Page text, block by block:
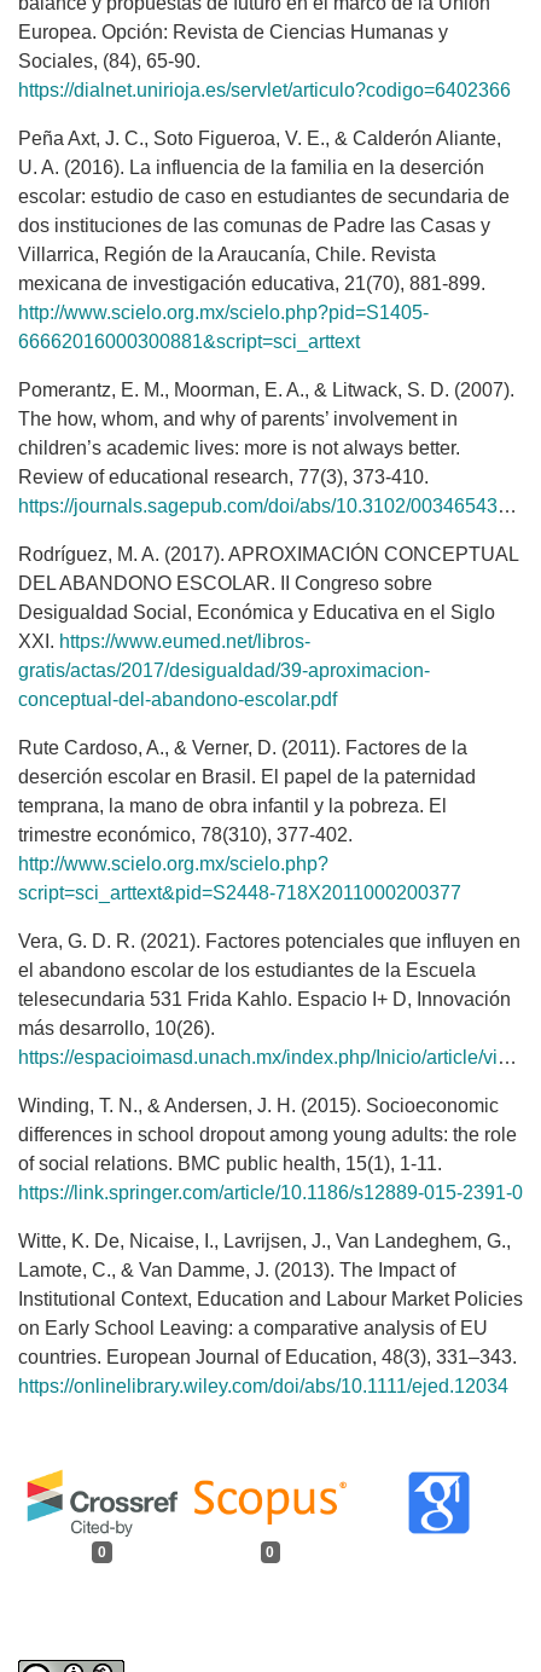
0 0
Europea. Opción: Revista de Ciencias Humanas y
Sociales, (84), 65-90.
https://dialnet.unirioja.es/servlet/articulo?codigo=6402366
Peña Axt, J. C., Soto Figueroa, V. E., & Calderón Aliante,
U. A. (2016). La influencia de la familia en la deserción
escolar: estudio de caso en estudiantes de secundaria de
dos instituciones de las comunas de Padre las Casas y
Villarrica, Región de la Araucanía, Chile. Revista
mexicana de investigación educativa, 21(70), 881-899.
http://www.scielo.org.mx/scielo.php?pid=S1405-
66662016000300881&script=sci_arttext
Pomerantz, E. M., Moorman, E. A., & Litwack, S. D. (2007).
The how, whom, and why of parents’ involvement in
children’s academic lives: more is not always better.
Review of educational research, 77(3), 373-410.
https://journals.sagepub.com/doi/abs/10.3102/003465430305567
Rodríguez, M. A. (2017). APROXIMACIÓN CONCEPTUAL
DEL ABANDONO ESCOLAR. II Congreso sobre
Desigualdad Social, Económica y Educativa en el Siglo
XXI. https://www.eumed.net/libros-
gratis/actas/2017/desigualdad/39-aproximacion-
conceptual-del-abandono-escolar.pdf
Rute Cardoso, A., & Verner, D. (2011). Factores de la
deserción escolar en Brasil. El papel de la paternidad
temprana, la mano de obra infantil y la pobreza. El
trimestre económico, 78(310), 377-402.
http://www.scielo.org.mx/scielo.php?
script=sci_arttext&pid=S2448-718X2011000200377
Vera, G. D. R. (2021). Factores potenciales que influyen en
el abandono escolar de los estudiantes de la Escuela
telesecundaria 531 Frida Kahlo. Espacio I+ D, Innovación
más desarrollo, 10(26).
https://espacioimasd.unach.mx/index.php/Inicio/article/view/257
Winding, T. N., & Andersen, J. H. (2015). Socioeconomic
differences in school dropout among young adults: the role
of social relations. BMC public health, 15(1), 1-11.
https://link.springer.com/article/10.1186/s12889-015-2391-0
Witte, K. De, Nicaise, I., Lavrijsen, J., Van Landeghem, G.,
Lamote, C., & Van Damme, J. (2013). The Impact of
Institutional Context, Education and Labour Market Policies
on Early School Leaving: a comparative analysis of EU
countries. European Journal of Education, 48(3), 331–343.
https://onlinelibrary.wiley.com/doi/abs/10.1111/ejed.12034